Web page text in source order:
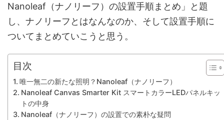
Nanoleaf（ナノリーフ）の設置手順まとめ」と題
し、ナノリーフとはなんなのか、そして設置手順に
ついてまとめていこうと思う。
目次
唯一無二の新たな照明？Nanoleaf（ナノリーフ）
Nanoleaf Canvas Smarter Kit スマートカラーLEDパネルキッ
トの中身
Nanoleaf（ナノリーフ）の設置での素朴な疑問